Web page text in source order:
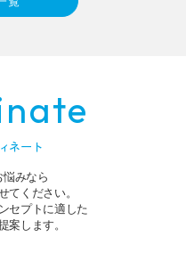
ネート
みなら
てください。
セプトに適した
案します。